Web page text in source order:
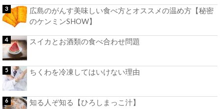
広島のがんす美味しい食べ方とオススメの温め方【秘密
のケンミンSHOW】
スイカとお酒類の食べ合わせ問題
ちくわを冷凍してはいけない理由
知る人ぞ知る【ひろしまっこ汁】